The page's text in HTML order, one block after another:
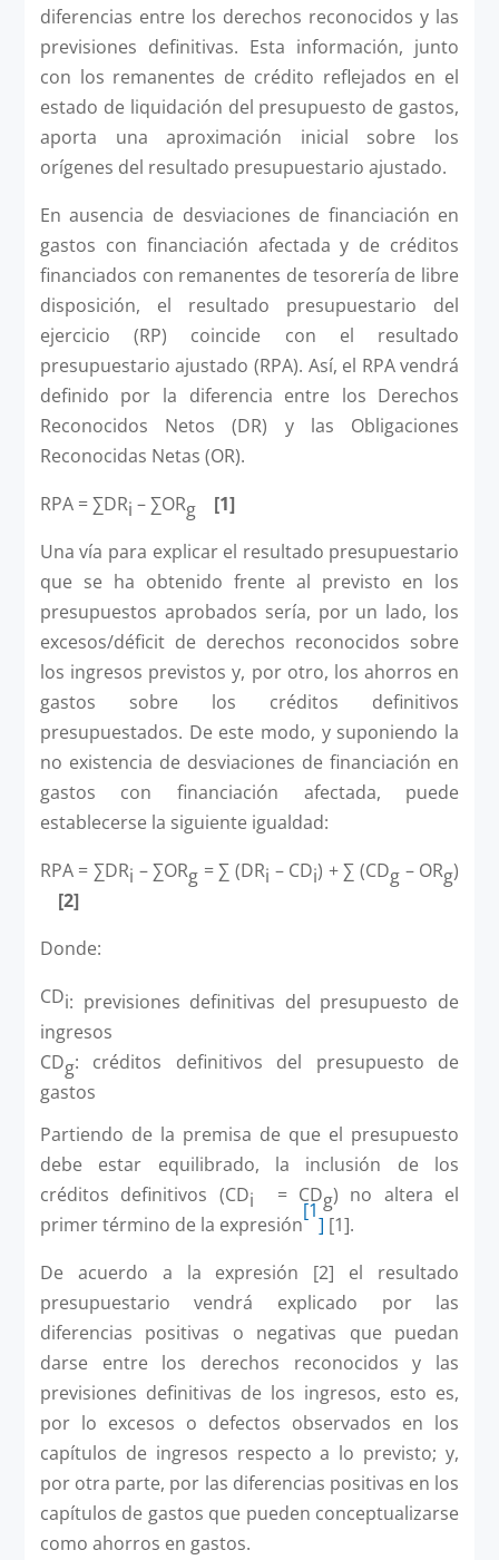
diferencias entre los derechos reconocidos y las
previsiones definitivas. Esta información, junto
con los remanentes de crédito reflejados en el
estado de liquidación del presupuesto de gastos,
aporta una aproximación inicial sobre los
orígenes del resultado presupuestario ajustado.
En ausencia de desviaciones de financiación en
gastos con financiación afectada y de créditos
financiados con remanentes de tesorería de libre
disposición, el resultado presupuestario del
ejercicio (RP) coincide con el resultado
presupuestario ajustado (RPA). Así, el RPA vendrá
definido por la diferencia entre los Derechos
Reconocidos Netos (DR) y las Obligaciones
Reconocidas Netas (OR).
RPA = ∑DRi – ∑ORg
[1]
Una vía para explicar el resultado presupuestario
que se ha obtenido frente al previsto en los
presupuestos aprobados sería, por un lado, los
excesos/déficit de derechos reconocidos sobre
los ingresos previstos y, por otro, los ahorros en
gastos sobre los créditos definitivos
presupuestados. De este modo, y suponiendo la
no existencia de desviaciones de financiación en
gastos con financiación afectada, puede
establecerse la siguiente igualdad:
RPA = ∑DRi – ∑ORg = ∑ (DRi – CDi) + ∑ (CDg– ORg)
[2]
Donde:
CDi: previsiones definitivas del presupuesto de
ingresos
CDg: créditos definitivos del presupuesto de
gastos
Partiendo de la premisa de que el presupuesto
debe estar equilibrado, la inclusión de los
créditos definitivos (CDi = CDg) no altera el
primer término de la expresión
[1
] [1].
De acuerdo a la expresión [2] el resultado
presupuestario vendrá explicado por las
diferencias positivas o negativas que puedan
darse entre los derechos reconocidos y las
previsiones definitivas de los ingresos, esto es,
por lo excesos o defectos observados en los
capítulos de ingresos respecto a lo previsto; y,
por otra parte, por las diferencias positivas en los
capítulos de gastos que pueden conceptualizarse
como ahorros en gastos.